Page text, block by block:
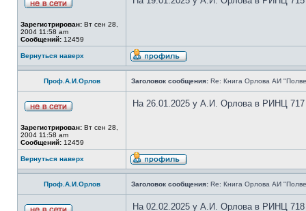
Зарегистрирован: Вт сен 28,
2004 11:58 am
Сообщений: 12459
Вернуться наверх
Проф.А.И.Орлов Заголовок сообщения: Re: Книга Орлова АИ
Зарегистрирован: Вт сен 28,
2004 11:58 am
Сообщений: 12459
На 26.01.2025 у А.И. Орлова в РИНЦ 717
Вернуться наверх
Проф.А.И.Орлов Заголовок сообщения: Re: Книга Орлова АИ
На 02.02.2025 у А.И. Орлова в РИНЦ 718